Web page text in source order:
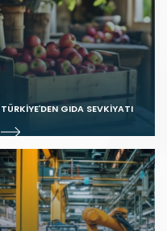
TÜRKIYE’DEN GIDA SEVKIYATI